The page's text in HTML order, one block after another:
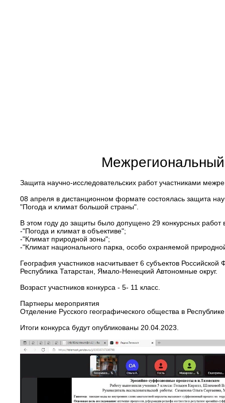
Защита научно-исследовательских работ участниками
08 апреля в дистанционном формате состоялась защита
"Погода и климат большой страны".
В этом году до защиты было допущено 29 конкурсных работ
-"Погода и климат в объективе";
-"Климат природной зоны";
-"Климат национального парка, особо охраняемой
География участников насчитывает 6 субъектов
Республика Татарстан, Ямало-Ненецкий Автономные округ.
Возраст участников конкурса - 5- 11 класс.
Партнеры мероприятия
Отделение Русского географического общества в
Итоги конкурса будут опубликованы 20.04.2023.